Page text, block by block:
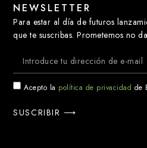
NEWSLETTER
Para estar al día de futuros
que te suscribas. Prometemos no
Acepto la política de privacidad de
SUSCRIBIR ⟶